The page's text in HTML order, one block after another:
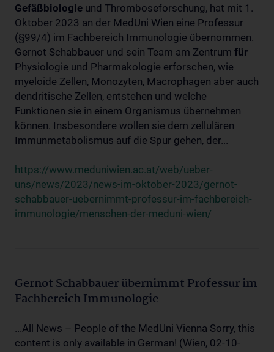
Gefäßbiologie und Thromboseforschung, hat mit 1.
Oktober 2023 an der MedUni Wien eine Professur
(§99/4) im Fachbereich Immunologie übernommen.
Gernot Schabbauer und sein Team am Zentrum für
Physiologie und Pharmakologie erforschen, wie
myeloide Zellen, Monozyten, Macrophagen aber auch
dendritische Zellen, entstehen und welche
Funktionen sie in einem Organismus übernehmen
können. Insbesondere wollen sie dem zellulären
Immunmetabolismus auf die Spur gehen, der...
https://www.meduniwien.ac.at/web/ueber-
uns/news/2023/news-im-oktober-2023/gernot-
schabbauer-uebernimmt-professur-im-fachbereich-
immunologie/menschen-der-meduni-wien/
Gernot Schabbauer übernimmt Professur im
Fachbereich Immunologie
...All News – People of the MedUni Vienna Sorry, this
content is only available in German! (Wien, 02-10-